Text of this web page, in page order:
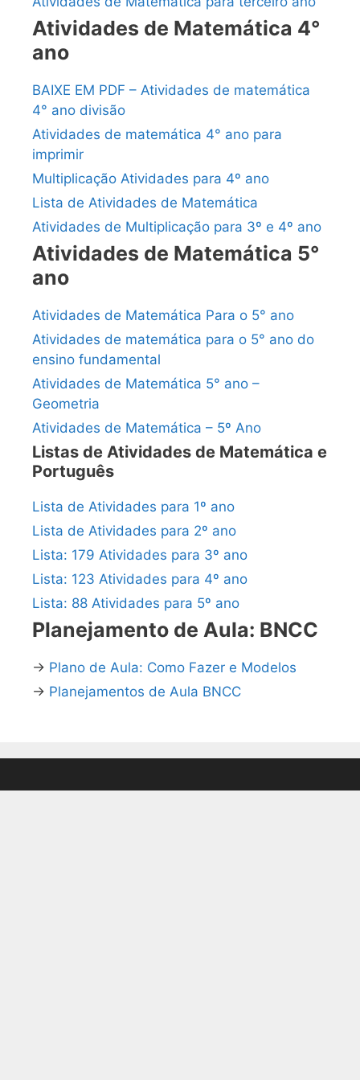
Atividades de Matemática 4°
ano
BAIXE EM PDF – Atividades de matemática
4° ano divisão
Atividades de matemática 4° ano para
imprimir
Multiplicação Atividades para 4º ano
Lista de Atividades de Matemática
Atividades de Multiplicação para 3º e 4º ano
Atividades de Matemática 5°
ano
Atividades de Matemática Para o 5° ano
Atividades de matemática para o 5° ano do
ensino fundamental
Atividades de Matemática 5° ano –
Geometria
Atividades de Matemática – 5º Ano
Listas de Atividades de Matemática e
Português
Lista de Atividades para 1º ano
Lista de Atividades para 2º ano
Lista: 179 Atividades para 3º ano
Lista: 123 Atividades para 4º ano
Lista: 88 Atividades para 5º ano
Planejamento de Aula: BNCC
→ Plano de Aula: Como Fazer e Modelos
→ Planejamentos de Aula BNCC